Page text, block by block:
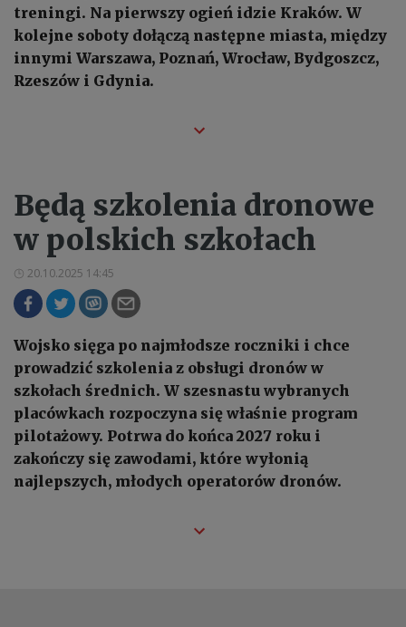
treningi. Na pierwszy ogień idzie Kraków. W
kolejne soboty dołączą następne miasta, między
innymi Warszawa, Poznań, Wrocław, Bydgoszcz,
Rzeszów i Gdynia.
Będą szkolenia dronowe
w polskich szkołach
20.10.2025 14:45
Wojsko sięga po najmłodsze roczniki i chce
prowadzić szkolenia z obsługi dronów w
szkołach średnich. W szesnastu wybranych
placówkach rozpoczyna się właśnie program
pilotażowy. Potrwa do końca 2027 roku i
zakończy się zawodami, które wyłonią
najlepszych, młodych operatorów dronów.